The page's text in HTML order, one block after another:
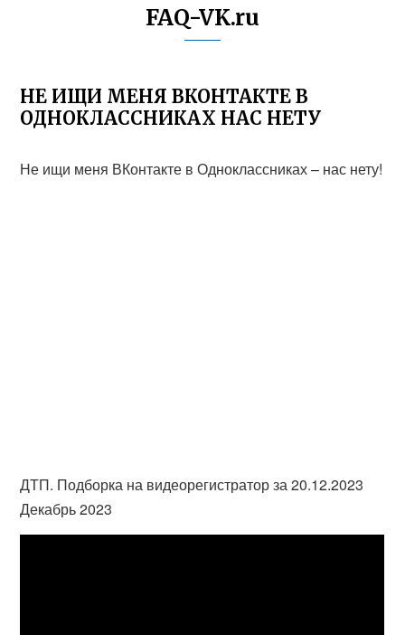
FAQ-VK.ru
НЕ ИЩИ МЕНЯ ВКОНТАКТЕ В
ОДНОКЛАССНИКАХ НАС НЕТУ
Не ищи меня ВКонтакте в Одноклассниках – нас нету!
ДТП. Подборка на видеорегистратор за 20.12.2023
Декабрь 2023